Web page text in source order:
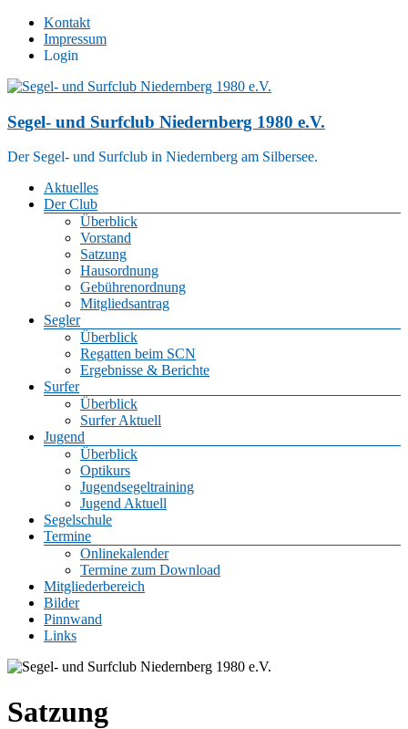
Zum
Inhalt
springen
Kontakt
Impressum
Login
Segel- und Surfclub Niedernberg 1980 e.V.
Der Segel- und Surfclub in Niedernberg am Silbersee.
Menü
Aktuelles
Der Club
Überblick
Vorstand
Satzung
Hausordnung
Gebührenordnung
Mitgliedsantrag
Segler
Überblick
Regatten beim SCN
Ergebnisse & Berichte
Surfer
Überblick
Surfer Aktuell
Jugend
Überblick
Optikurs
Jugendsegeltraining
Jugend Aktuell
Segelschule
Termine
Onlinekalender
Termine zum Download
Mitgliederbereich
Bilder
Pinnwand
Links
Satzung